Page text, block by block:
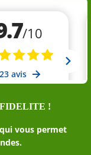
FIDELITE !
vous permet